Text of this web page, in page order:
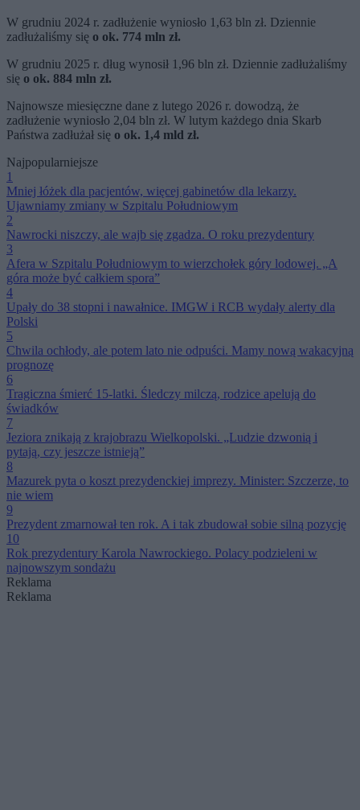
W grudniu 2024 r. zadłużenie wyniosło 1,63 bln zł. Dziennie
zadłużaliśmy się o ok. 774 mln zł.
W grudniu 2025 r. dług wynosił 1,96 bln zł. Dziennie zadłużaliśmy
się o ok. 884 mln zł.
Najnowsze miesięczne dane z lutego 2026 r. dowodzą, że
zadłużenie wyniosło 2,04 bln zł. W lutym każdego dnia Skarb
Państwa zadłużał się o ok. 1,4 mld zł.
Najpopularniejsze
1
Mniej łóżek dla pacjentów, więcej gabinetów dla lekarzy.
Ujawniamy zmiany w Szpitalu Południowym
2
Nawrocki niszczy, ale wajb się zgadza. O roku prezydentury
3
Afera w Szpitalu Południowym to wierzchołek góry lodowej. „A
góra może być całkiem spora”
4
Upały do 38 stopni i nawałnice. IMGW i RCB wydały alerty dla
Polski
5
Chwila ochłody, ale potem lato nie odpuści. Mamy nową wakacyjną
prognozę
6
Tragiczna śmierć 15-latki. Śledczy milczą, rodzice apelują do
świadków
7
Jeziora znikają z krajobrazu Wielkopolski. „Ludzie dzwonią i
pytają, czy jeszcze istnieją”
8
Mazurek pyta o koszt prezydenckiej imprezy. Minister: Szczerze, to
nie wiem
9
Prezydent zmarnował ten rok. A i tak zbudował sobie silną pozycję
10
Rok prezydentury Karola Nawrockiego. Polacy podzieleni w
najnowszym sondażu
Reklama
Reklama